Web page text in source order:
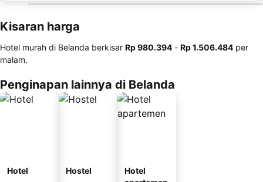
Kisaran harga
Hotel murah di Belanda berkisar ‎Rp 980.394 - ‎Rp 1.506.484 per
malam.
Penginapan lainnya di Belanda
Hotel Hostel
Hotel